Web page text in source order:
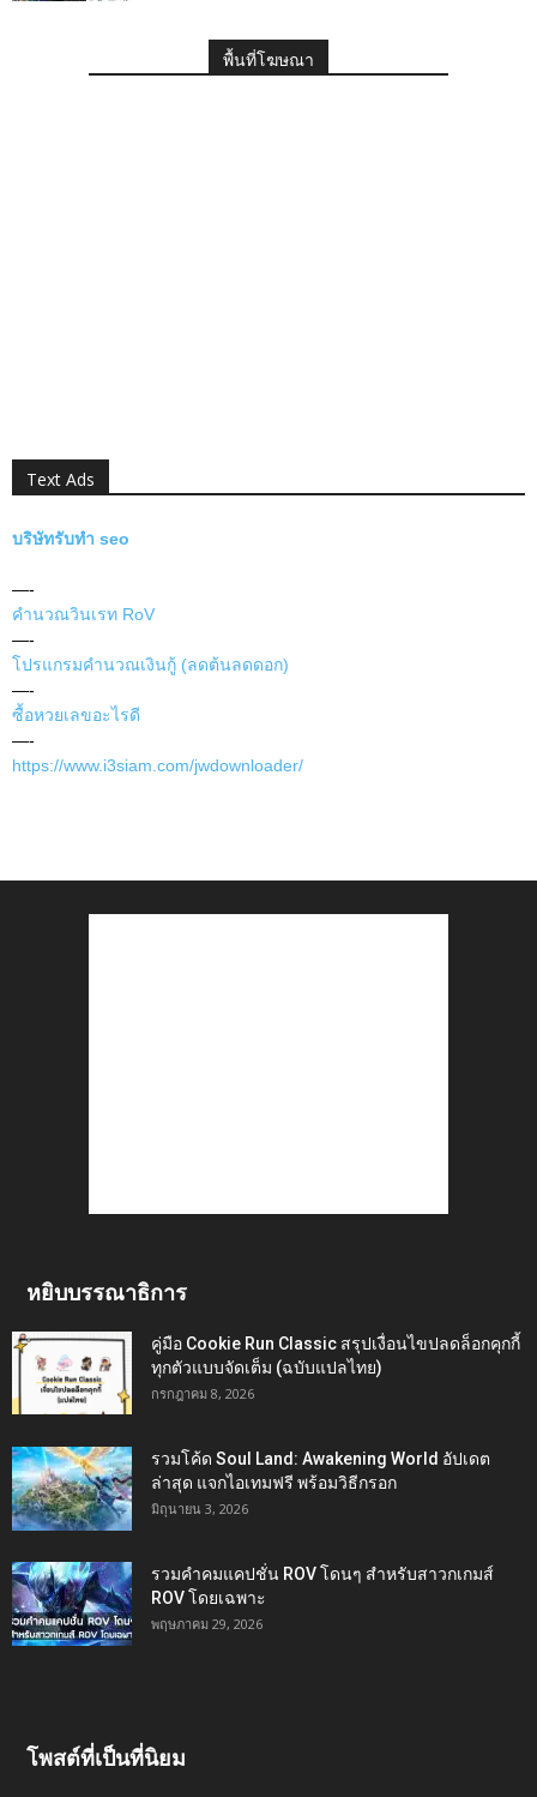
พื้นที่โฆษณา
Text Ads
บริษัทรับทำ seo
—-
คำนวณวินเรท RoV
—-
โปรแกรมคำนวณเงินกู้ (ลดต้นลดดอก)
—-
ซื้อหวยเลขอะไรดี
—-
https://www.i3siam.com/jwdownloader/
หยิบบรรณาธิการ
คู่มือ Cookie Run Classic สรุปเงื่อนไขปลดล็อกคุกกี้
ทุกตัวแบบจัดเต็ม (ฉบับแปลไทย)
กรกฎาคม 8, 2026
รวมโค้ด Soul Land: Awakening World อัปเดต
ล่าสุด แจกไอเทมฟรี พร้อมวิธีกรอก
มิถุนายน 3, 2026
รวมคำคมแคปชั่น ROV โดนๆ สำหรับสาวกเกมส์
ROV โดยเฉพาะ
พฤษภาคม 29, 2026
โพสต์ที่เป็นที่นิยม